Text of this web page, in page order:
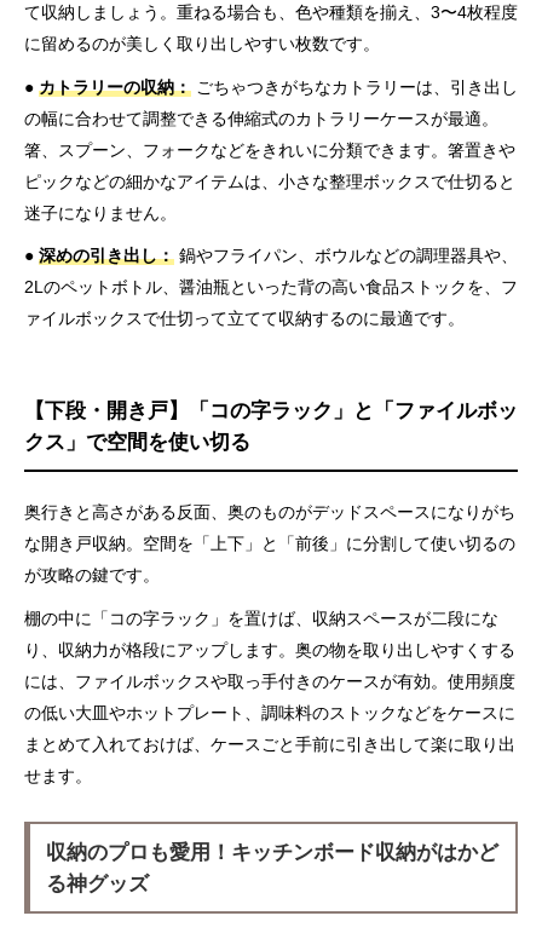
て収納しましょう。重ねる場合も、色や種類を揃え、3〜4枚程度
に留めるのが美しく取り出しやすい枚数です。
● カトラリーの収納： ごちゃつきがちなカトラリーは、引き出し
の幅に合わせて調整できる伸縮式のカトラリーケースが最適。
箸、スプーン、フォークなどをきれいに分類できます。箸置きや
ピックなどの細かなアイテムは、小さな整理ボックスで仕切ると
迷子になりません。
● 深めの引き出し： 鍋やフライパン、ボウルなどの調理器具や、
2Lのペットボトル、醤油瓶といった背の高い食品ストックを、フ
ァイルボックスで仕切って立てて収納するのに最適です。
【下段・開き戸】「コの字ラック」と「ファイルボッ
クス」で空間を使い切る
奥行きと高さがある反面、奥のものがデッドスペースになりがち
な開き戸収納。空間を「上下」と「前後」に分割して使い切るの
が攻略の鍵です。
棚の中に「コの字ラック」を置けば、収納スペースが二段にな
り、収納力が格段にアップします。奥の物を取り出しやすくする
には、ファイルボックスや取っ手付きのケースが有効。使用頻度
の低い大皿やホットプレート、調味料のストックなどをケースに
まとめて入れておけば、ケースごと手前に引き出して楽に取り出
せます。
収納のプロも愛用！キッチンボード収納がはかど
る神グッズ